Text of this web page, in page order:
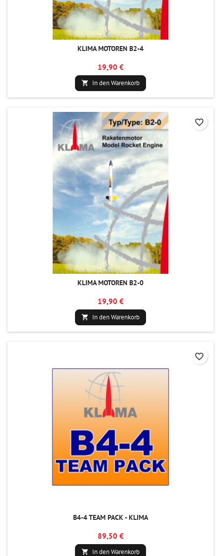
KLIMA MOTOREN B2-4
19,90 €
 In den Warenkorb
KLIMA MOTOREN B2-0
19,90 €
 In den Warenkorb
favorite_border
B4-4 TEAM PACK - KLIMA
89,50 €
 In den Warenkorb
favorite_border